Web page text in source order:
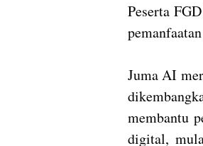
Peserta
Juma AI
membantu
digital,